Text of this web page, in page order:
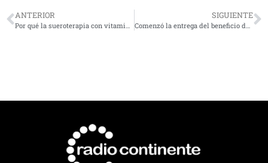
ANTERIOR SIGUIENTE